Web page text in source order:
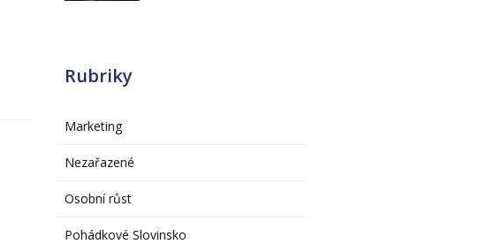
Rubriky
Marketing
Nezařazené
Osobní růst
Pohádkové Slovinsko